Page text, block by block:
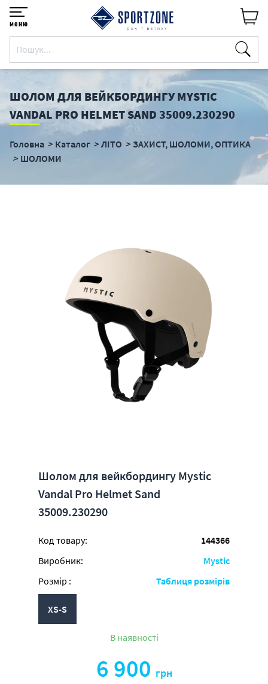
меню
ШОЛОМ ДЛЯ ВЕЙКБОРДИНГУ MYSTIC
VANDAL PRO HELMET SAND 35009.230290
Головна Каталог ЛІТО
ЗАХИСТ, ШОЛОМИ, ОПТИКА
ШОЛОМИ
Шолом для вейкбордингу Mystic
Vandal Pro Helmet Sand
35009.230290
Код товару:
144366
Виробник:
Mystic
Розмір :
Таблиця розмірів
XS-S
В наявності
6 900 грн